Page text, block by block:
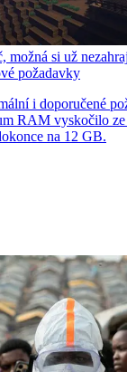
možná si už
požadavky
i doporučené
RAM vyskočilo
na 12 GB.